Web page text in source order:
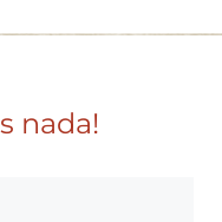
nada!